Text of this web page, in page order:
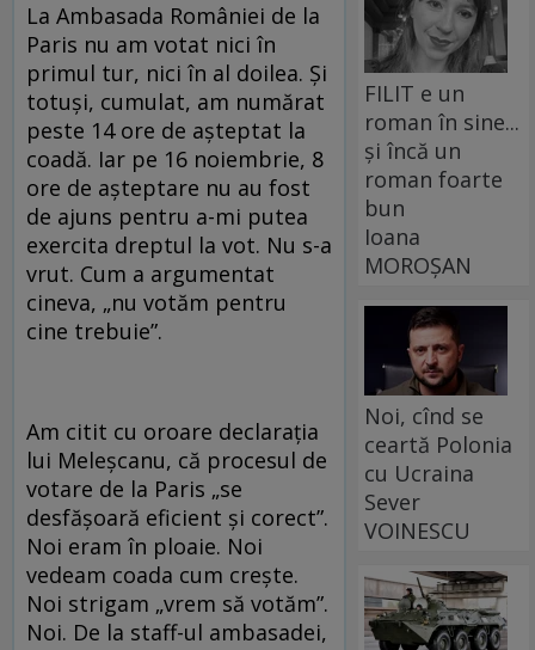
La Ambasada României de la
Paris nu am votat nici în
primul tur, nici în al doilea. Și
totuși, cumulat, am numărat
peste 14 ore de așteptat la
coadă. Iar pe 16 noiembrie, 8
ore de așteptare nu au fost
de ajuns pentru a-mi putea
exercita dreptul la vot. Nu s-a
vrut. Cum a argumentat
cineva, „nu votăm pentru
cine trebuie”.
Am citit cu oroare declarația
lui Meleșcanu, că procesul de
votare de la Paris „se
desfășoară eficient și corect”.
Noi eram în ploaie. Noi
vedeam coada cum crește.
Noi strigam „vrem să votăm”.
Noi. De la staff-ul ambasadei,
FILIT e un
roman în sine...
și încă un
roman foarte
bun
Ioana
MOROȘAN
Noi, cînd se
ceartă Polonia
cu Ucraina
Sever
VOINESCU